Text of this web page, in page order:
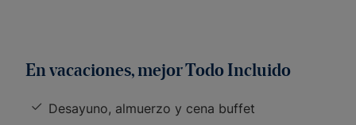
En vacaciones, mejor Todo Incluido
Desayuno, almuerzo y cena buffet